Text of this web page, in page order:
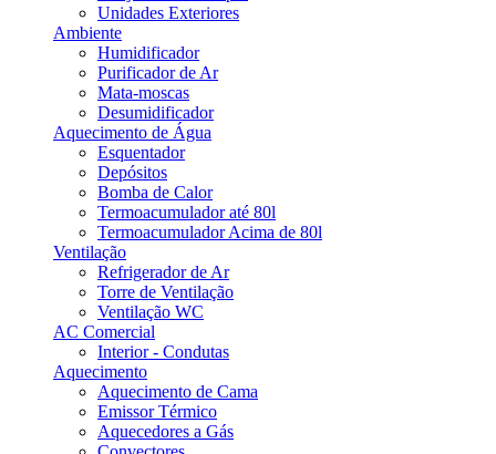
Unidades Exteriores
Ambiente
Humidificador
Purificador de Ar
Mata-moscas
Desumidificador
Aquecimento de Água
Esquentador
Depósitos
Bomba de Calor
Termoacumulador até 80l
Termoacumulador Acima de 80l
Ventilação
Refrigerador de Ar
Torre de Ventilação
Ventilação WC
AC Comercial
Interior - Condutas
Aquecimento
Aquecimento de Cama
Emissor Térmico
Aquecedores a Gás